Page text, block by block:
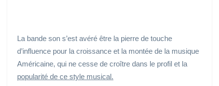
La bande son s’est avéré être la pierre de touche
d’influence pour la croissance et la montée de la musique
Américaine, qui ne cesse de croître dans le profil et la
popularité de ce style musical.